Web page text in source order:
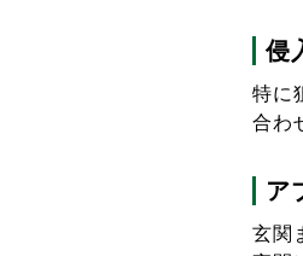
侵
特に
合わ
ア
玄関